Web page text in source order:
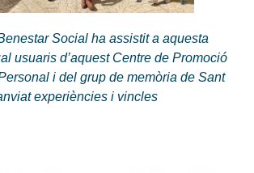
Social ha assistit a aquesta
usuaris d’aquest Centre de Promoció
i del grup de memòria de Sant
experiències i vincles